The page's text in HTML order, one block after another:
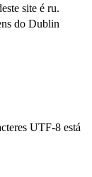
site é ru.
do Dublin
UTF-8 está